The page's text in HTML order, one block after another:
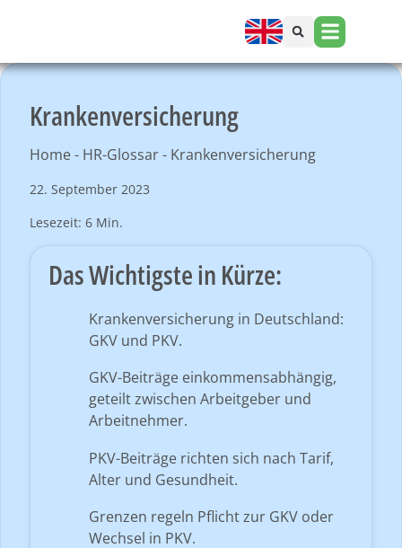
Krankenversicherung
Home- HR-Glossar- Krankenversicherung
22. September 2023
Lesezeit: 6 Min.
Das Wichtigste in Kürze:
Krankenversicherung in Deutschland:
GKV und PKV.
GKV-Beiträge einkommensabhängig,
geteilt zwischen Arbeitgeber und
Arbeitnehmer.
PKV-Beiträge richten sich nach Tarif,
Alter und Gesundheit.
Grenzen regeln Pflicht zur GKV oder
Wechsel in PKV.